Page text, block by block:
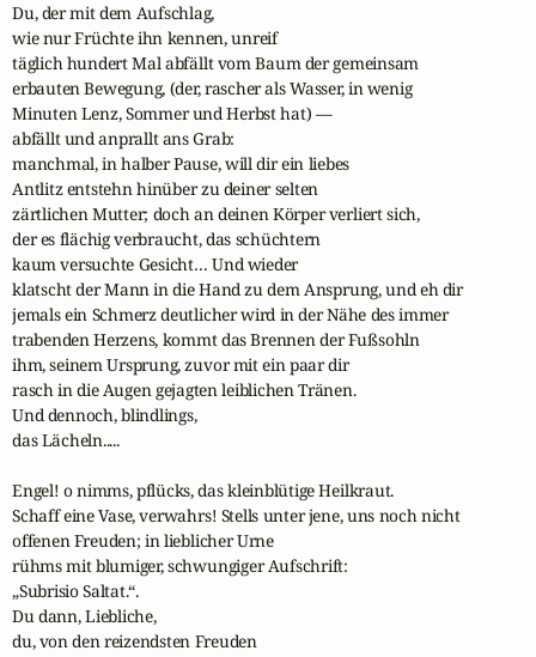
Du, der mit dem Aufschlag,
wie nur Früchte ihn kennen, unreif
täglich hundert Mal abfällt vom Baum der gemeinsam
erbauten Bewegung, (der, rascher als Wasser, in wenig
Minuten Lenz, Sommer und Herbst hat) —
abfällt und anprallt ans Grab:
manchmal, in halber Pause, will dir ein liebes
Antlitz entstehn hinüber zu deiner selten
zärtlichen Mutter; doch an deinen Körper verliert sich,
der es flächig verbraucht, das schüchtern
kaum versuchte Gesicht… Und wieder
klatscht der Mann in die Hand zu dem Ansprung, und eh dir
jemals ein Schmerz deutlicher wird in der Nähe des immer
trabenden Herzens, kommt das Brennen der Fußsohln
ihm, seinem Ursprung, zuvor mit ein paar dir
rasch in die Augen gejagten leiblichen Tränen.
Und dennoch, blindlings,
das Lächeln.....
Engel! o nimms, pflücks, das kleinblütige Heilkraut.
Schaff eine Vase, verwahrs! Stells unter jene, uns noch nicht
offenen Freuden; in lieblicher Urne
rühms mit blumiger, schwungiger Aufschrift:
„Subrisio Saltat.“.
Du dann, Liebliche,
du, von den reizendsten Freuden